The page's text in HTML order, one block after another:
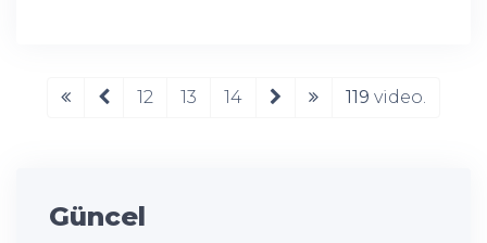
12 13 14 119 video.
Güncel